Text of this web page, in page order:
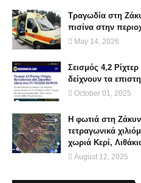
Τραγωδία στη
πισίνα στην
May 14, 2026
Σεισμός 4,2
δείχνουν τα
October 01, 2025
Η φωτιά στη
τετραγωνικά
χωριά Κερί,
August 12, 2025